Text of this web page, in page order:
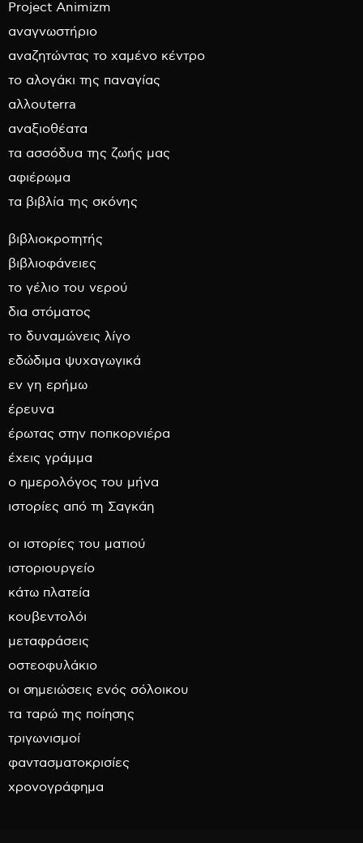
Project Animizm
αναγνωστήριο
αναζητώντας το χαμένο κέντρο
το αλογάκι της παναγίας
αλλουterra
αναξιοθέατα
τα ασσόδυα της ζωής μας
αφιέρωμα
τα βιβλία της σκόνης
βιβλιοκροτητής
βιβλιοφάνειες
το γέλιο του νερού
δια στόματος
το δυναμώνεις λίγο
εδώδιμα ψυχαγωγικά
εν γη ερήμω
έρευνα
έρωτας στην ποπκορνιέρα
έχεις γράμμα
ο ημερολόγος του μήνα
ιστορίες από τη Σαγκάη
οι ιστορίες του ματιού
ιστοριουργείο
κάτω πλατεία
κουβεντολόι
μεταφράσεις
οστεοφυλάκιο
οι σημειώσεις ενός σόλοικου
τα ταρώ της ποίησης
τριγωνισμοί
φαντασματοκρισίες
χρονογράφημα